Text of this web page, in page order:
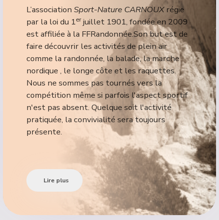
L’associationSport-Nature CARNOUXrégie
par la loi du 1erjuillet 1901, fondée en 2009
est affiliée à la FFRandonnée.Son but est de
faire découvrir les activités de plein air
comme la randonnée, la balade, la marche
nordique , le longe côte et les raquettes.
Nous ne sommes pas tournés vers la
compétition même si parfois l'aspect sportif
n'est pas absent. Quelque soit l'activité
pratiquée, la convivialité sera toujours
présente.
Lire plus